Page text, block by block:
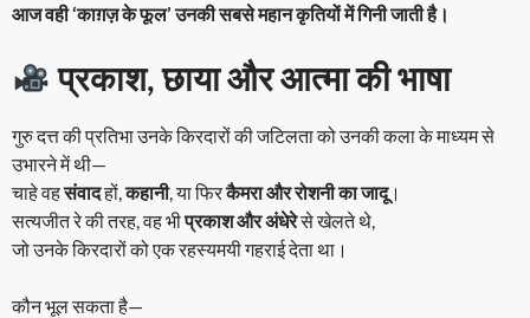
आज वही ‘काग़ज़ के फूल’ उनकी सबसे महान कृतियों में गिनी जाती है।
प्रकाश, छाया और आत्मा की भाषा
गुरु दत्त की प्रतिभा उनके किरदारों की जटिलता को उनकी कला के माध्यम से
उभारने में थी—
चाहे वहसंवादहों,कहानी, या फिरकैमरा और रोशनी का जादू।
सत्यजीत रे की तरह, वह भीप्रकाश और अंधेरेसे खेलते थे,
जो उनके किरदारों को एक रहस्यमयी गहराई देता था।
कौन भूल सकता है—